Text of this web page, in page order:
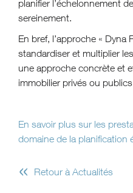
planifier l’échelonnement
sereinement.
En bref, l’approche « Dyna
standardiser et multiplier
une approche concrète et
immobilier privés ou
En savoir plus sur les
domaine de la planification
« Retour à Actualités